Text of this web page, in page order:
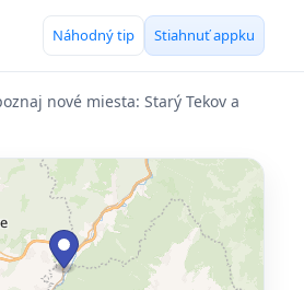
Náhodný tip Stiahnuť appku
nové miesta: Starý Tekov a